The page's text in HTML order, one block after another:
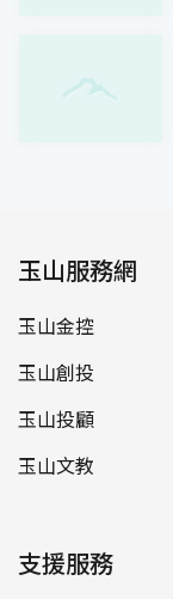
玉山服務網
玉山金控
玉山創投
玉山投顧
玉山文教
支援服務